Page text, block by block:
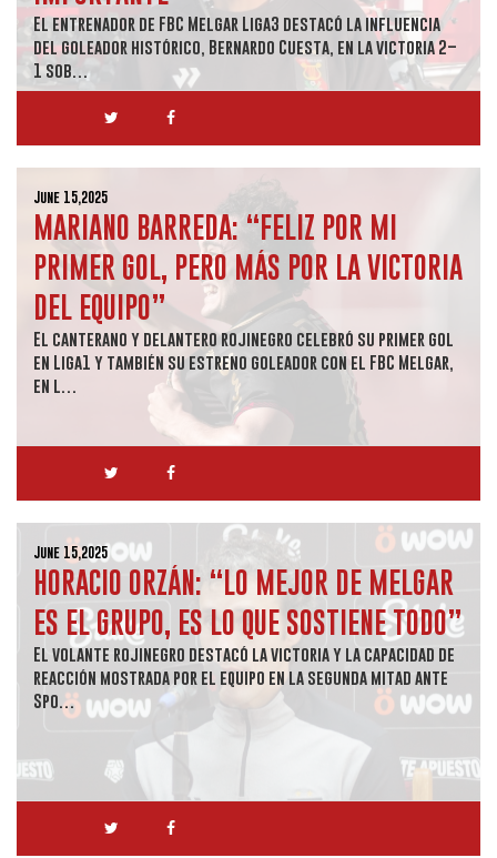
El entrenador de FBC Melgar Liga3 destacó la influencia
del goleador histórico, Bernardo Cuesta, en la victoria 2–
1 sob…
June 15,2025
MARIANO BARREDA: “FELIZ POR MI
PRIMER GOL, PERO MÁS POR LA VICTORIA
DEL EQUIPO”
El canterano y delantero rojinegro celebró su primer gol
en Liga1 y también su estreno goleador con el FBC Melgar,
en l…
June 15,2025
HORACIO ORZÁN: “LO MEJOR DE MELGAR
ES EL GRUPO, ES LO QUE SOSTIENE TODO”
El volante rojinegro destacó la victoria y la capacidad de
reacción mostrada por el equipo en la segunda mitad ante
Spo…